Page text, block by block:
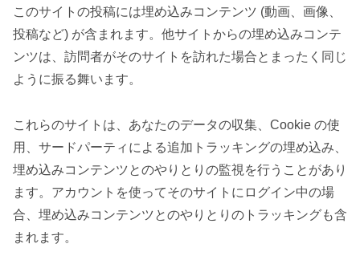
このサイトの投稿には埋め込みコンテンツ (動画、画像、
投稿など) が含まれます。他サイトからの埋め込みコンテ
ンツは、訪問者がそのサイトを訪れた場合とまったく同じ
ように振る舞います。
これらのサイトは、あなたのデータの収集、Cookie の使
用、サードパーティによる追加トラッキングの埋め込み、
埋め込みコンテンツとのやりとりの監視を行うことがあり
ます。アカウントを使ってそのサイトにログイン中の場
合、埋め込みコンテンツとのやりとりのトラッキングも含
まれます。